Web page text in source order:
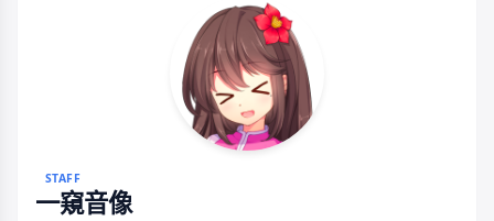
STAFF
一窺音像